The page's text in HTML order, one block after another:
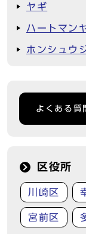
ヤギ
ハートマン
ホンシュウ
よくある質
区役所
川崎区
宮前区